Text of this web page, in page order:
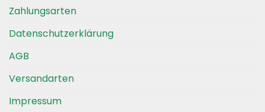
Zahlungsarten
Datenschutzerklärung
AGB
Versandarten
Impressum